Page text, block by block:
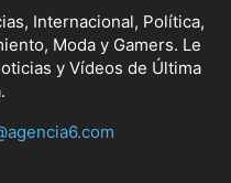
Internacional, Política,
Moda y Gamers. Le
y Vídeos de Última